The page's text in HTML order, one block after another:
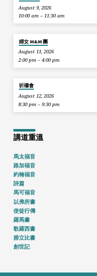
August 9, 2026
10:00 am – 11:30 am
婦女 M&M 團
August 11, 2026
2:00 pm – 4:00 pm
祈禱會
August 12, 2026
8:30 pm – 9:30 pm
講道重溫
馬太福音
路加福音
約翰福音
詩篇
馬可福音
以弗所書
使徒行傳
羅馬書
歌羅西書
腓立比書
創世記